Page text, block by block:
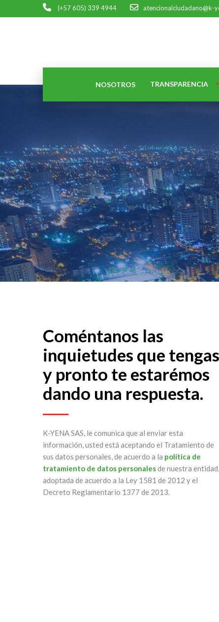
(+57 605) 339 4944 atencionalciudadano@k-
NOSOTROS TRANSPARENCIA
Coméntanos las
inquietudes que tengas
y pronto te estarémos
dando una respuesta.
K-YENA SAS, le comunica que al enviar esta
información, usted está aceptando el Tratamiento de
sus datos personales, de acuerdo a la política de
tratamiento de datos personalesde nuestra entidad,
adoptada de acuerdo a la Ley 1581 de 2012 y el
Decreto Reglamentario 1377 de 2013.